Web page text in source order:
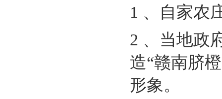
1 、自家农
2 、当地政
造“赣南脐
形象。